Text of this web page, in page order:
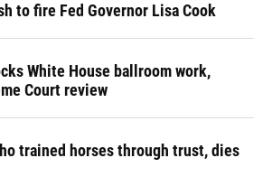
to fire Fed Governor Lisa Cook
White House ballroom work,
Court review
trained horses through trust, dies